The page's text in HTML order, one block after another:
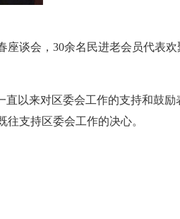
谈会，30余名民进老会员代表
以来对区委会工作的支持和鼓
支持区委会工作的决心。